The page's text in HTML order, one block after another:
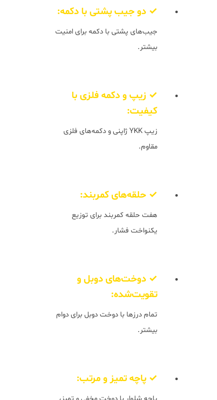
✓ دو جیب پشتی با دکمه:
جیب‌های پشتی با دکمه برای امنیت
بیشتر.
✓ زیپ و دکمه فلزی با
کیفیت:
زیپ YKK ژاپنی و دکمه‌های فلزی
مقاوم.
✓ حلقه‌های کمربند:
هفت حلقه کمربند برای توزیع
یکنواخت فشار.
✓ دوخت‌های دوبل و
تقویت‌شده:
تمام درزها با دوخت دوبل برای دوام
بیشتر.
✓ پاچه تمیز و مرتب: